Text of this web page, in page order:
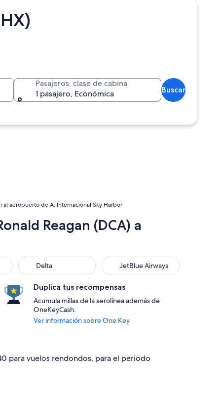
Pasajeros, clase de cabina
1 pasajero, Económica
Buscar
aeropuerto de A. Internacional Sky Harbor
Reagan (DCA) a
Delta
Delta JetBlue Airways
JetBlue Airways
Duplica tus recompensas
Acumula millas de la aerolínea además de
OneKeyCash.
Ver información sobre One Key
para vuelos rendondos, para el periodo